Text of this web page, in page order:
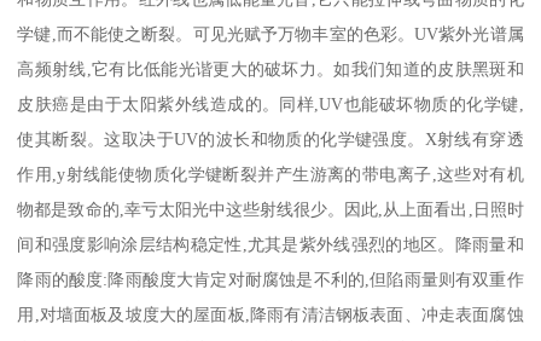
学键,而不能使之断裂。可见光赋予万物丰室的色彩。UV紫外光谱属
高频射线,它有比低能光谐更大的破坏力。如我们知道的皮肤黑斑和
皮肤癌是由于太阳紫外线造成的。同样,UV也能破坏物质的化学键,
使其断裂。这取决于UV的波长和物质的化学键强度。X射线有穿透
作用,y射线能使物质化学键断裂并产生游离的带电离子,这些对有机
物都是致命的,幸亏太阳光中这些射线很少。因此,从上面看出,日照时
间和强度影响涂层结构稳定性,尤其是紫外线强烈的地区。降雨量和
降雨的酸度:降雨酸度大肯定对耐腐蚀是不利的,但陷雨量则有双重作
用,对墙面板及坡度大的屋面板,降雨有清洁钢板表面、冲走表面腐蚀